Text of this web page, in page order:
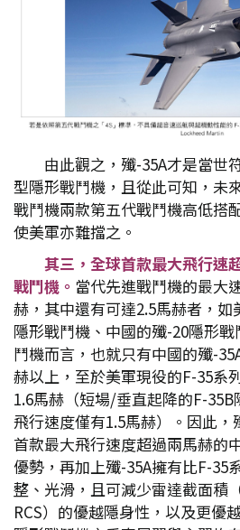
由此觀之，殲-35A才是當世
型隱形戰鬥機，且從此可知，未
戰鬥機兩款第五代戰鬥機高低搭
使美軍亦難擋之。
其三，全球首款最大飛行速
戰鬥機。 當代先進戰鬥機的最大
赫，其中還有可達2.5馬赫者，如
隱形戰鬥機、中國的殲-20隱形
鬥機而言，也就只有中國的殲-
赫以上，至於美軍現役的F-35系
1.6馬赫（短場/垂直起降的F-
飛行速度僅有1.5馬赫）。因此，
首款最大飛行速度超過兩馬赫的
優勢，再加上殲-35A擁有比F-35
整、光滑，且可減少雷達截面
RCS）的優越隱身性，以及更優